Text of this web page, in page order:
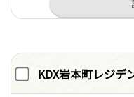
KDX岩本町レジデ